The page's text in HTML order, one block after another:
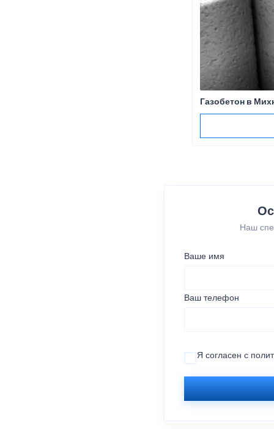
Газобетон в
Наш
Ваше имя
Ваш телефон
Я согласен с